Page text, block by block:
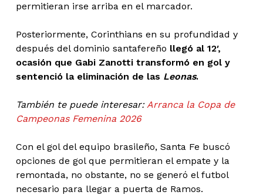
permitieran irse arriba en el marcador.
Posteriormente, Corinthians en su profundidad y
después del dominio santafereño llegó al 12′,
ocasión que Gabi Zanotti transformó en gol y
sentenció la eliminación de las Leonas.
También te puede interesar:Arranca la Copa de
Campeonas Femenina 2026
Con el gol del equipo brasileño, Santa Fe buscó
opciones de gol que permitieran el empate y la
remontada, no obstante, no se generó el futbol
necesario para llegar a puerta de Ramos.